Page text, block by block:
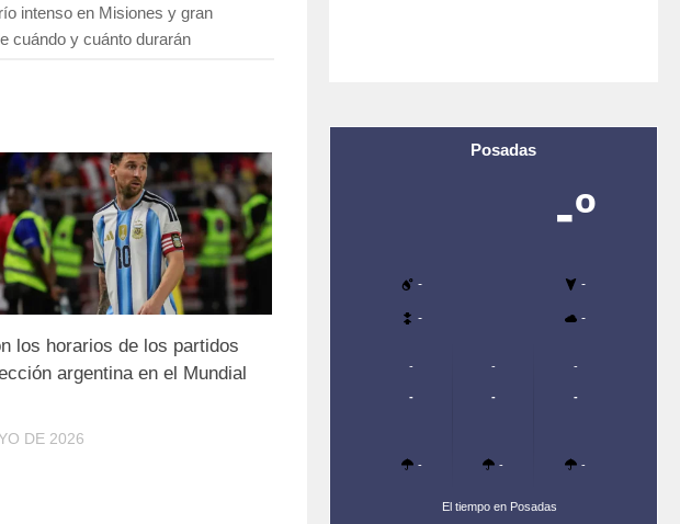
intenso en Misiones y gran
cuándo y cuánto durarán
los horarios de los partidos
argentina en el Mundial
DE 2026
Posadas
-º
- -
- -
-
-
-
-
-
-
-
-
-
El tiempo en Posadas